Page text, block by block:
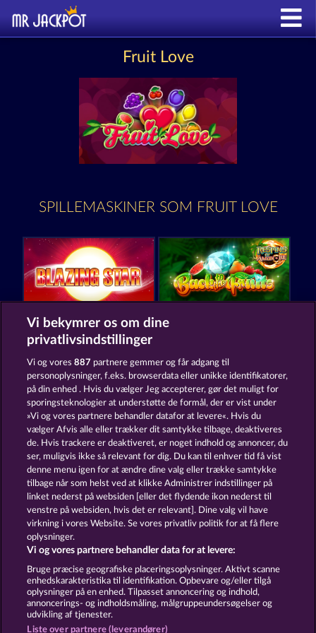
Fruit Love
SPILLEMASKINER SOM FRUIT LOVE
Blazing Star Back to the Fruits RoAR
Explodiac Maxi Play 3 Golden Cherries
Vilkår og betingelser
Fortroligheds- og cookie-politik Kontakt
Indsend anmodning om tilbagetrækning
Vi bekymrer os om dine
privatlivsindstillinger
Vi og vores887 partnere gemmer og får adgang til
personoplysninger, f.eks. browserdata eller unikke identifikatorer,
på din enhed . Hvis du vælger Jeg accepterer, gør det muligt for
sporingsteknologier at understøtte de formål, der er vist under
»Vi og vores partnere behandler datafor at levere«. Hvis du
vælger Afvis alle eller trækker dit samtykke tilbage, deaktiveres
de. Hvis trackere er deaktiveret, er noget indhold og annoncer, du
ser, muligvis ikke så relevant for dig. Du kan til enhver tid få vist
denne menu igen for at ændre dine valg eller trække samtykke
tilbage når som helst ved at klikke Administrer indstillinger på
linket nederst på websiden [eller det flydende ikon nederst til
venstre på websiden, hvis det er relevant]. Dine valg vil have
virkning i vores Website. Se vores privatliv politik for at få flere
oplysninger.
Vi og vores partnere behandler data for at levere:
Bruge præcise geografiske placeringsoplysninger. Aktivt scanne
enhedskarakteristika til identifikation. Opbevare og/eller tilgå
oplysninger på en enhed. Tilpasset annoncering og indhold,
annoncerings- og indholdsmåling, målgruppeundersøgelser og
udvikling af tjenester.
Liste over partnere (leverandører)